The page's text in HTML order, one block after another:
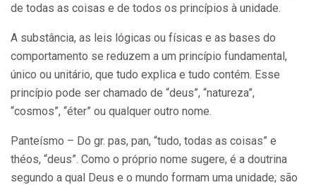
de todas as coisas e de todos os princípios à unidade.
A substância, as leis lógicas ou físicas e as bases do
comportamento se reduzem a um princípio fundamental,
único ou unitário, que tudo explica e tudo contém. Esse
princípio pode ser chamado de “deus”, “natureza”,
“cosmos”, “éter” ou qualquer outro nome.
Panteísmo – Do gr. pas, pan, “tudo, todas as coisas” e
théos, “deus”. Como o próprio nome sugere, é a doutrina
segundo a qual Deus e o mundo formam uma unidade; são